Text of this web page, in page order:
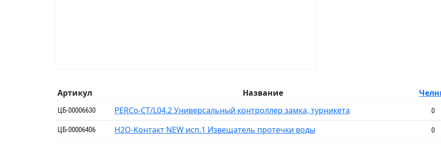
Артикул Название
ЦБ-00006630 PERCo-CT/L04.2 Универсальный контроллер замка, турникета 0
ЦБ-00006406 H2O-Контакт NEW исп.1 Извещатель протечки воды 0